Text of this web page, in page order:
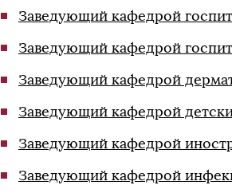
Заведующий кафедрой
Заведующий кафедрой
Заведующий кафедрой
Заведующий кафедрой
Заведующий кафедрой
Заведующий кафедрой